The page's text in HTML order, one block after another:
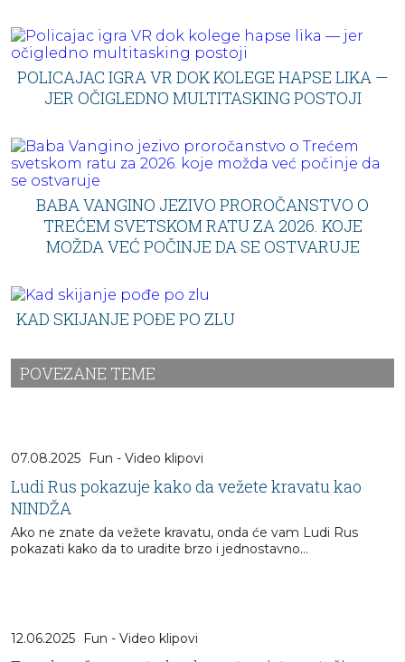
POLICAJAC IGRA VR DOK KOLEGE HAPSE LIKA —
JER OČIGLEDNO MULTITASKING POSTOJI
BABA VANGINO JEZIVO PROROČANSTVO O
TREĆEM SVETSKOM RATU ZA 2026. KOJE
MOŽDA VEĆ POČINJE DA SE OSTVARUJE
KAD SKIJANJE POĐE PO ZLU
POVEZANE TEME
07.08.2025 Fun - Video klipovi
Ludi Rus pokazuje kako da vežete kravatu kao
NINDŽA
Ako ne znate da vežete kravatu, onda će vam Ludi Rus
pokazati kako da to uradite brzo i jednostavno...
12.06.2025 Fun - Video klipovi